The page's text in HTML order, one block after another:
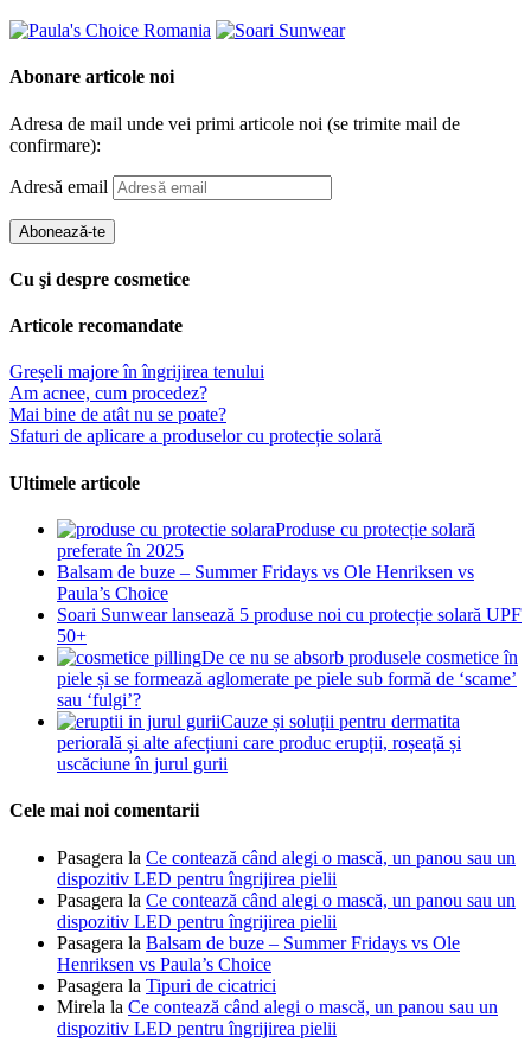
Abonare articole noi
Adresa de mail unde vei primi articole noi (se trimite mail de
confirmare):
Adresă email
Abonează-te
Cu şi despre cosmetice
Articole recomandate
Greșeli majore în îngrijirea tenului
Am acnee, cum procedez?
Mai bine de atât nu se poate?
Sfaturi de aplicare a produselor cu protecție solară
Ultimele articole
Produse cu protecție solară
preferate în 2025
Balsam de buze – Summer Fridays vs Ole Henriksen vs
Paula’s Choice
Soari Sunwear lansează 5 produse noi cu protecție solară UPF
50+
De ce nu se absorb produsele cosmetice în
piele și se formează aglomerate pe piele sub formă de ‘scame’
sau ‘fulgi’?
Cauze și soluții pentru dermatita
periorală și alte afecțiuni care produc erupții, roșeață și
uscăciune în jurul gurii
Cele mai noi comentarii
Pasagera la Ce contează când alegi o mască, un panou sau un
dispozitiv LED pentru îngrijirea pielii
Pasagera la Ce contează când alegi o mască, un panou sau un
dispozitiv LED pentru îngrijirea pielii
Pasagera la Balsam de buze – Summer Fridays vs Ole
Henriksen vs Paula’s Choice
Pasagera la Tipuri de cicatrici
Mirela la Ce contează când alegi o mască, un panou sau un
dispozitiv LED pentru îngrijirea pielii